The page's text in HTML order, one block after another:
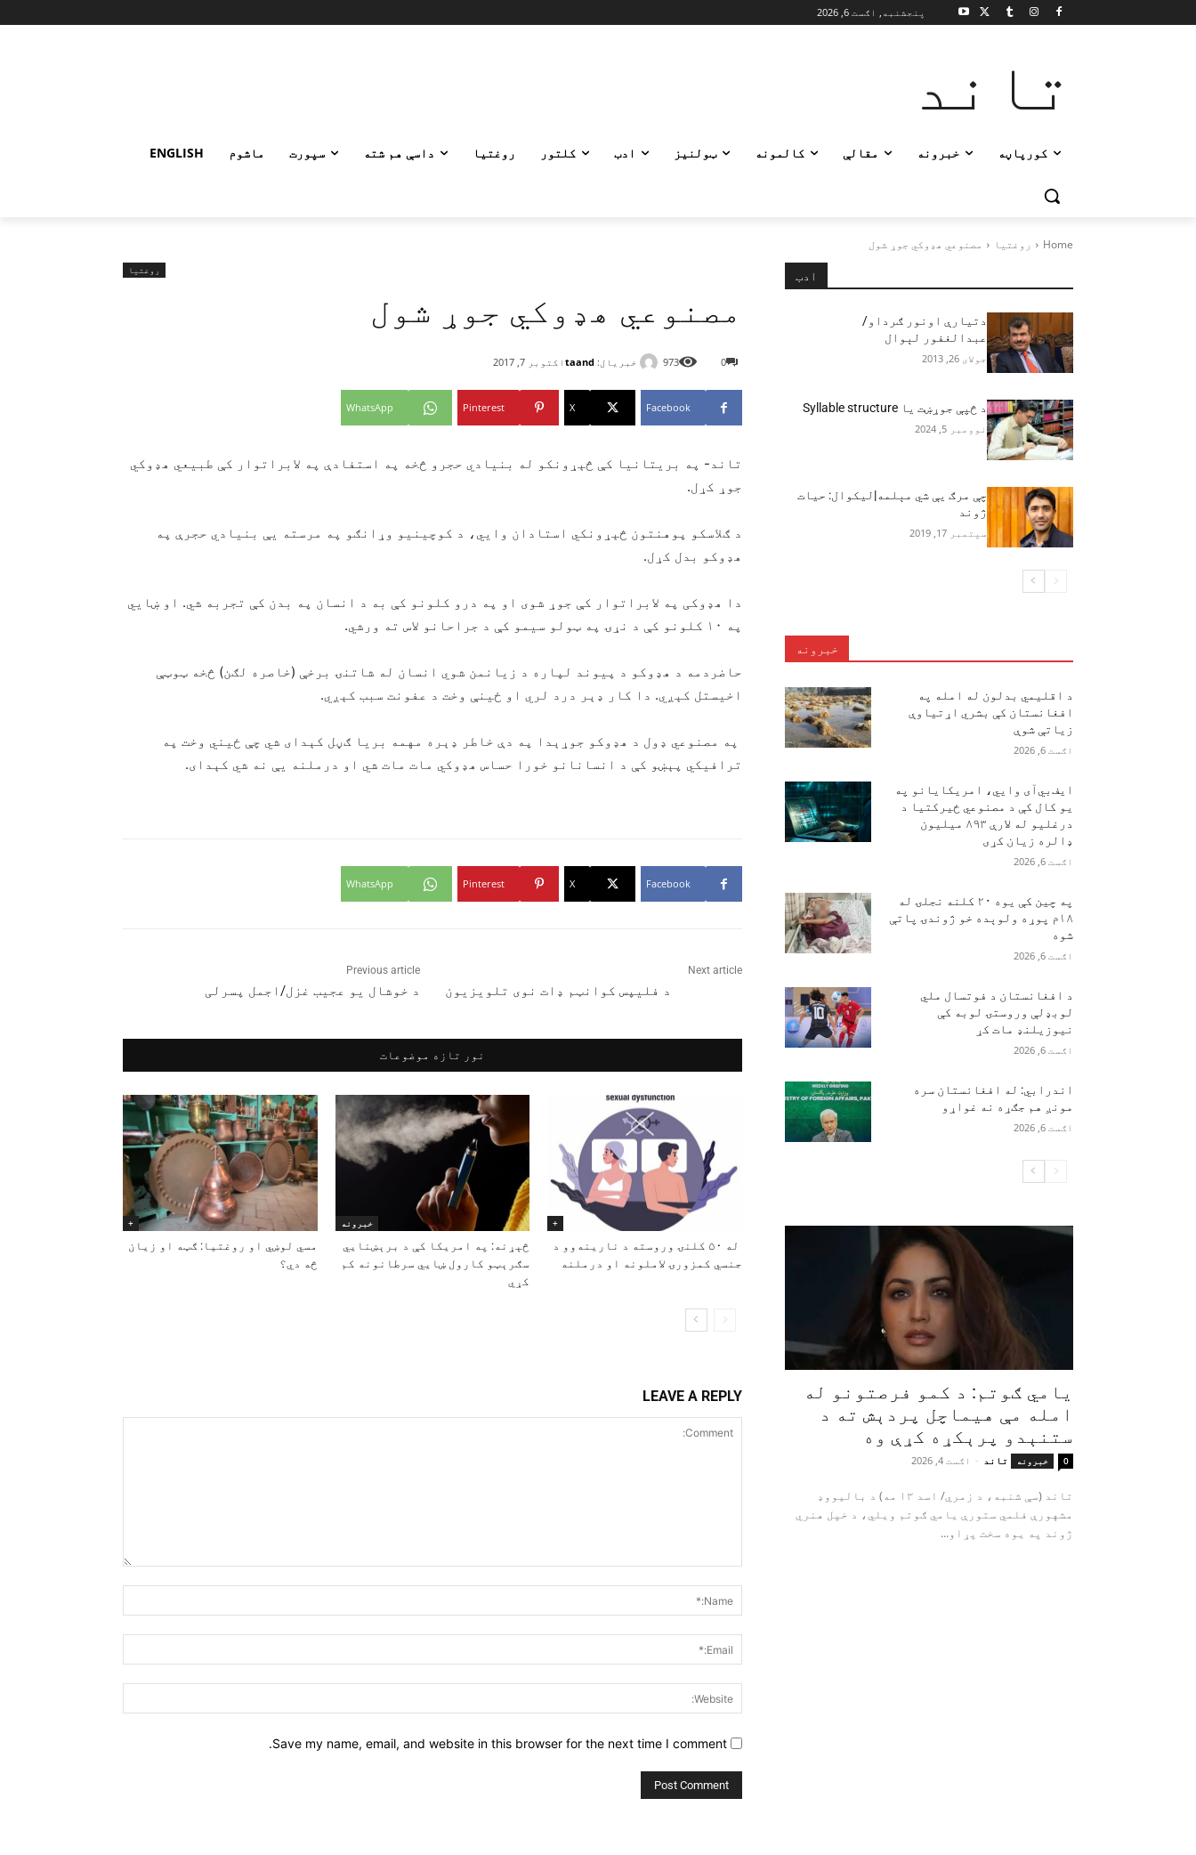
پنجشنبه, اګست 6, 2026
تاند
کورپاڼه خبرونه مقالې کالمونه ټولنیز ادب کلتور روغتیا داسې هم شته سپورت ماشوم ENGLISH
Home روغتیا مصنوعي هډوکي جوړ شول
روغتیا
مصنوعي هډوکي جوړ شول
خبریال: taand اکتوبر 7, 2017 0
973
Facebook
X
Pinterest
WhatsApp
تاند- په بریتانیا کې څېړونکو له بنیادي حجرو څخه په استفادې په لابراتوار کې طبیعي هډوکي
جوړ کړل.
د ګلاسکو پوهنتون څېړونکي استادان وايي، د کوچینیو وړانګو په مرسته یې بنیادي حجرې په
هډوکو بدل کړل.
دا هډوکی په لابراتوار کې جوړ شوی او په درو کلونو کې به د انسان په بدن کې تجربه شي. او ښايي
په ۱۰ کلونو کې د نړۍ په ټولو سیمو کې د جراحانو لاس ته ورشي.
حاضردمه د هډوکو د پیوند لپاره د زیانمن شوي انسان له شاتنۍ برخې (خاصره لګن) څخه ټوټې
اخیستل کېږي. دا کار ډېر درد لري او ځینې وخت د عفونت سبب کېږي.
په مصنوعي ډول د هډوکو جوړېدا په دې خاطر ډېره مهمه بریا ګڼل کېدای شي چې ځیني وخت په
ترافیکي پېښو کې د انسانانو خورا حساس هډوکي مات مات شي او درملنه یې نه شي کېدای.
Facebook
X
Pinterest
WhatsApp
Previous article
د خوشال یو عجیب غزل/اجمل پسرلی
Next article
د فلیپس کوانټم ډات نوی تلویزیون
نور تازه موضوعات
+
له ۵۰ کلنۍ وروسته د نارینه‌وو د
جنسي کمزورۍ لاملونه او درملنه
خبرونه
څېړنه: په امریکا کې د برېښنايي
سګرېټو کارول ښايي سرطانونه کم
کړي
+
مسي لوښي او روغتیا: ګټه او زیان
څه دي؟
LEAVE A REPLY
Save my name, email, and website in this browser for the next time I comment.
ادب
دتیارې اونور ګرداو/
عبدالغفور لېوال
جولای 26, 2013
د څپې جوړښت یا Syllable structure
نوومبر 5, 2024
چې مرګ يې شي مېلمه|لیکوال: حیات
ژوند
سپتمبر 17, 2019
خبرونه
د اقلیمي بدلون له امله په
افغانستان کې بشري اړتیاوې
زیاتې شوې
اګست 6, 2026
ایف‌بي‌آی وايي، امریکایانو په
یو کال کې د مصنوعي ځیرکتیا د
درغلیو له لارې ۸۹۳ میلیون
ډالره زیان کړی
اګست 6, 2026
په چین کې یوه ۲۰ کلنه نجلۍ له
۱۸م پوړه ولوېده خو ژوندۍ پاتې
شوه
اګست 6, 2026
د افغانستان د فوتسال ملي
لوبډلې وروستۍ لوبه کې
نیوزیلنډ مات کړ
اګست 6, 2026
اندرابي: له افغانستان سره
مونږ هم جګړه نه غواړو
اګست 6, 2026
یامي ګوتم: د کمو فرصتونو له
امله مې هیماچل پردېش ته د
ستنېدو پرېکړه کړې وه
خبرونه تاند - اګست 4, 2026 0
تاند (سې شنبه، د زمري/ اسد ۱۳ مه) د بالیووډ
مشهورې فلمي ستورې یامي ګوتم ویلي، د خپل هنري
ژوند په یوه سخت پړاو...